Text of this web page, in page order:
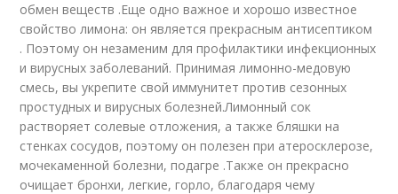
обмен веществ .Еще одно важное и хорошо известное
свойство лимона: он является прекрасным антисептиком
. Поэтому он незаменим для профилактики инфекционных
и вирусных заболеваний. Принимая лимонно-медовую
смесь, вы укрепите свой иммунитет против сезонных
простудных и вирусных болезней.Лимонный сок
растворяет солевые отложения, а также бляшки на
стенках сосудов, поэтому он полезен при атеросклерозе,
мочекаменной болезни, подагре .Также он прекрасно
очищает бронхи, легкие, горло, благодаря чему